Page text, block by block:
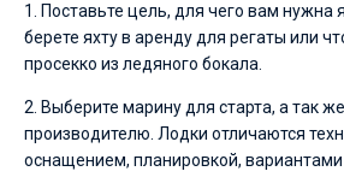
1. Поставьте цель, для чего вам нужна
берете яхту в аренду для регаты или
просекко из ледяного бокала.
2. Выберите марину для старта, а так
производителю. Лодки отличаются
оснащением, планировкой, вариантами